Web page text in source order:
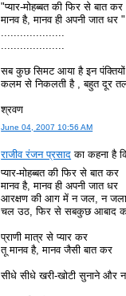
"प्यार-मोहब्बत की फिर से बात कर
मानव है, मानव ही अपनी जात धर "
....................
....................
सब कुछ सिमट आया है इन
कलम से निकलती है , बहुत दूर
श्रवण
June 04, 2007 10:56 AM
राजीव रंजन प्रसाद का कहना है
प्यार-मोहब्बत की फिर से बात कर
मानव है, मानव ही अपनी जात धर
आरक्षण की आग में न जल, न जला
चल उठ, फिर से सबकुछ आबाद
प्राणी मात्र से प्यार कर
तू मानव है, मानव जैसी बात कर
सीधे सीधे खरी-खोटी सुनाने और